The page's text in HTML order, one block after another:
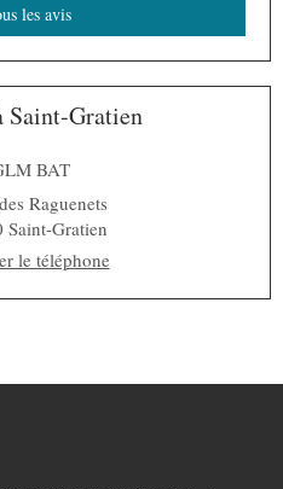
les avis
Gratien
BAT
Raguenets
Saint-Gratien
le téléphone